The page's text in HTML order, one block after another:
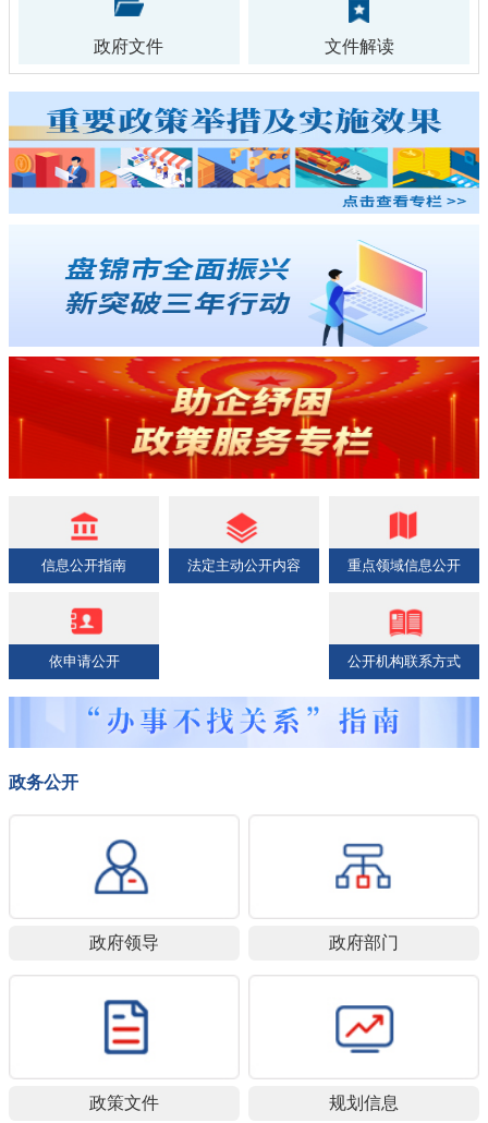
政府文件 文件解读
信息公开指南 法定主动公开内容 重点领域信息公开
依申请公开 公开机构联系方式
政务公开
政府领导 政府部门
政策文件 规划信息